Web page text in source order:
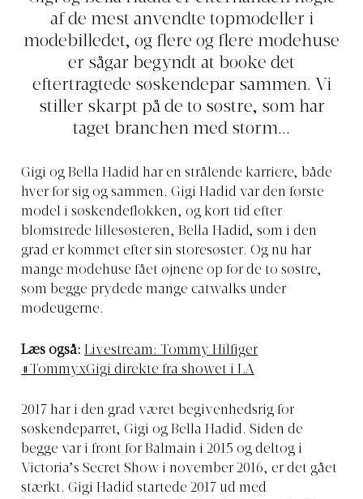
af de mest anvendte topmodeller i
modebilledet, og flere og flere modehuse
er sågar begyndt at booke det
eftertragtede søskendepar sammen. Vi
stiller skarpt på de to søstre, som har
taget branchen med storm...
Gigi og Bella Hadid har en strålende karriere, både
hver for sig og sammen. Gigi Hadid var den første
model i søskendeflokken, og kort tid efter
blomstrede lillesøsteren, Bella Hadid, som i den
grad er kommet efter sin storesøster. Og nu har
mange modehuse fået øjnene op for de to søstre,
som begge prydede mange catwalks under
modeugerne.
Læs også: Livestream: Tommy Hilfiger
#TommyxGigi direkte fra showet i LA
2017 har i den grad været begivenhedsrig for
søskendeparret, Gigi og Bella Hadid. Siden de
begge var i front for Balmain i 2015 og deltog i
Victoria’s Secret Show i november 2016, er det gået
stærkt. Gigi Hadid startede 2017 ud med